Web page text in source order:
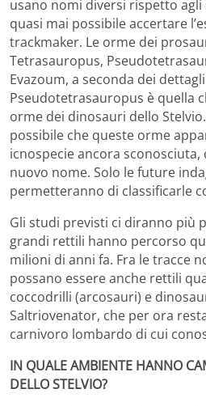
usano nomi diversi rispetto
quasi mai possibile accertare
trackmaker. Le orme dei
Tetrasauropus,
Evazoum, a seconda dei
Pseudotetrasauropus è quella
orme dei dinosauri dello
possibile che queste orme
icnospecie ancora
nuovo nome. Solo le future
permetteranno di classificarle
Gli studi previsti ci diranno più
grandi rettili hanno percorso
milioni di anni fa. Fra le tracce
possano essere anche rettili
coccodrilli (arcosauri) e
Saltriovenator, che per ora
carnivoro lombardo di cui
IN QUALE AMBIENTE HANNO
DELLO STELVIO?